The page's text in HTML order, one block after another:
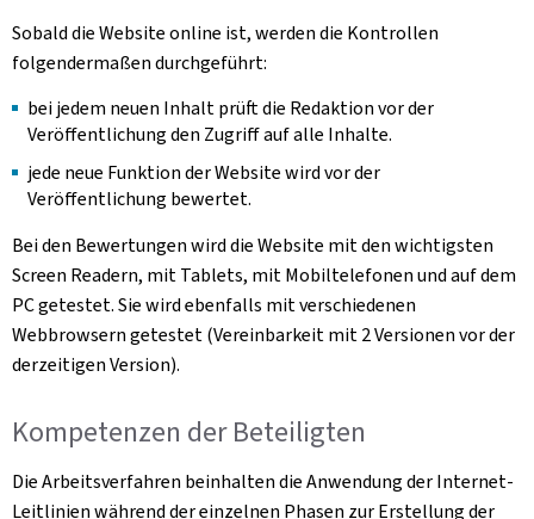
Sobald die Website online ist, werden die Kontrollen
folgendermaßen durchgeführt:
bei jedem neuen Inhalt prüft die Redaktion vor der
Veröffentlichung den Zugriff auf alle Inhalte.
jede neue Funktion der Website wird vor der
Veröffentlichung bewertet.
Bei den Bewertungen wird die Website mit den wichtigsten
Screen Readern, mit Tablets, mit Mobiltelefonen und auf dem
PC getestet. Sie wird ebenfalls mit verschiedenen
Webbrowsern getestet (Vereinbarkeit mit 2 Versionen vor der
derzeitigen Version).
Kompetenzen der Beteiligten
Die Arbeitsverfahren beinhalten die Anwendung der Internet-
Leitlinien während der einzelnen Phasen zur Erstellung der